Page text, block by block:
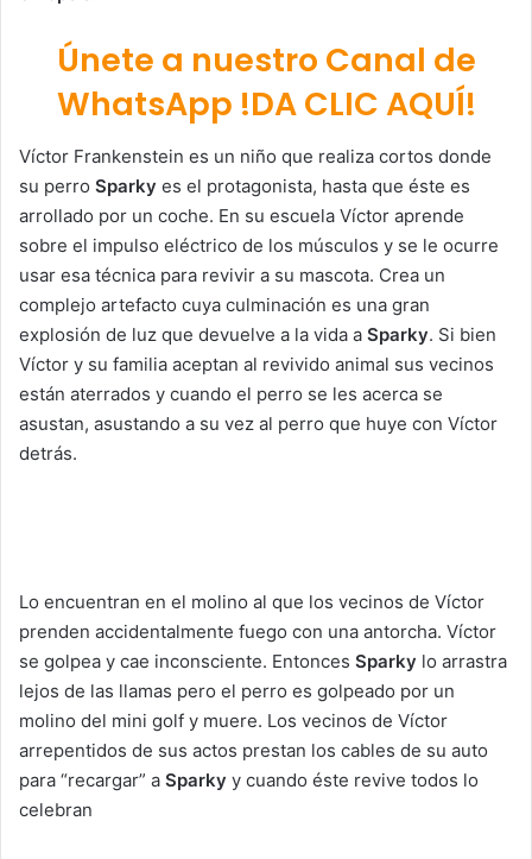
Únete a nuestro Canal de
WhatsApp !DA CLIC AQUÍ!
Víctor Frankenstein es un niño que realiza cortos donde
su perro Sparky es el protagonista, hasta que éste es
arrollado por un coche. En su escuela Víctor aprende
sobre el impulso eléctrico de los músculos y se le ocurre
usar esa técnica para revivir a su mascota. Crea un
complejo artefacto cuya culminación es una gran
explosión de luz que devuelve a la vida a Sparky. Si bien
Víctor y su familia aceptan al revivido animal sus vecinos
están aterrados y cuando el perro se les acerca se
asustan, asustando a su vez al perro que huye con Víctor
detrás.
Lo encuentran en el molino al que los vecinos de Víctor
prenden accidentalmente fuego con una antorcha. Víctor
se golpea y cae inconsciente. Entonces Sparky lo arrastra
lejos de las llamas pero el perro es golpeado por un
molino del mini golf y muere. Los vecinos de Víctor
arrepentidos de sus actos prestan los cables de su auto
para “recargar” a Sparky y cuando éste revive todos lo
celebran